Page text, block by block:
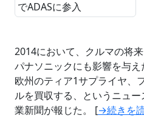
2014において、クルマの将
パナソニックにも影響を与
欧州のティア1サプライヤ、
ルを買収する、というニュ
業新聞が報じた。 [→続きを